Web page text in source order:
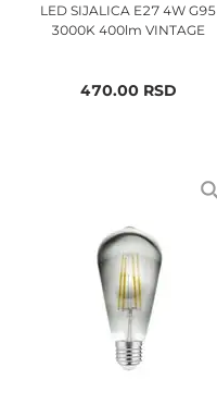
LED SIJALICA E27 4W G95
3000K 400lm VINTAGE
470.00RSD